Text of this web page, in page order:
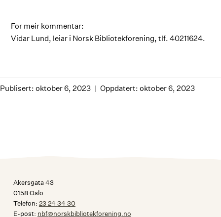
For meir kommentar:
Vidar Lund, leiar i Norsk Bibliotekforening, tlf. 40211624.
Publisert: oktober 6, 2023 Oppdatert: oktober 6, 2023
Akersgata 43
0158 Oslo
Telefon: 23 24 34 30
E-post: nbf@norskbibliotekforening.no